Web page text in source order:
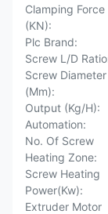
Clamping Force
(KN):
Plc Brand:
Screw L/D
Screw Diameter
(Mm):
Output (Kg/H):
Automation:
No. Of Screw
Heating Zone:
Screw Heating
Power(Kw):
Extruder Motor